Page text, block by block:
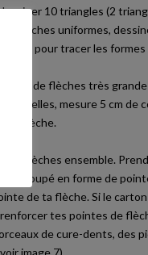
10 triangles (2
de flèches uniformes,
le pour tracer les
de flèches très
mesure 5 cm de
de flèche.
de flèches ensemble.
découpé en forme de
de ta flèche. Si le
tes pointes de
de cure-dents, des
image 7).